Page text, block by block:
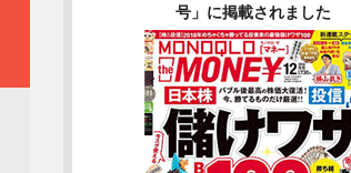
号」に掲載されました